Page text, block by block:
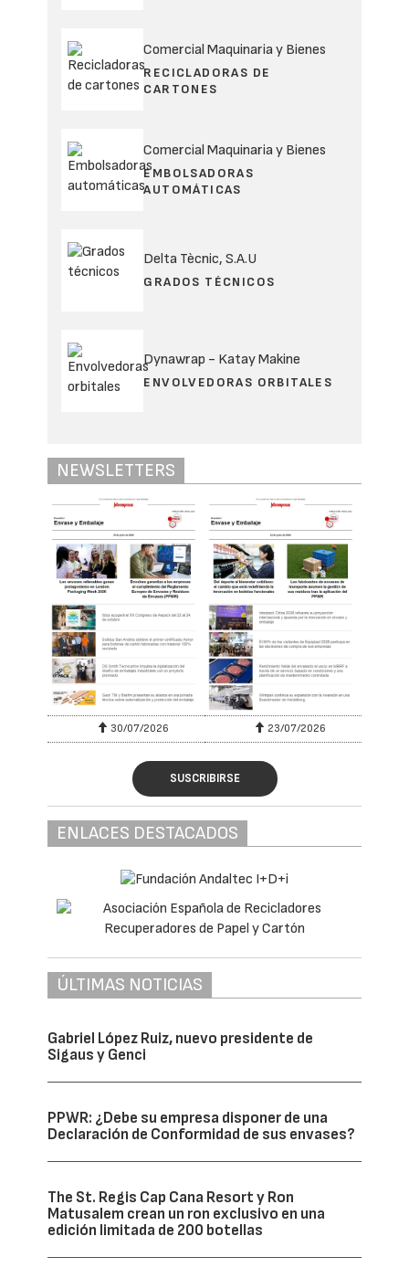
Comercial Maquinaria y Bienes
RECICLADORAS DE
CARTONES
Comercial Maquinaria y Bienes
EMBOLSADORAS
AUTOMÁTICAS
Delta Tècnic, S.A.U
GRADOS TÉCNICOS
Dynawrap - Katay Makine
ENVOLVEDORAS ORBITALES
NEWSLETTERS
30/07/2026 23/07/2026
SUSCRIBIRSE
ENLACES DESTACADOS
ÚLTIMAS NOTICIAS
Gabriel López Ruiz, nuevo presidente de
Sigaus y Genci
PPWR: ¿Debe su empresa disponer de una
Declaración de Conformidad de sus envases?
The St. Regis Cap Cana Resort y Ron
Matusalem crean un ron exclusivo en una
edición limitada de 200 botellas